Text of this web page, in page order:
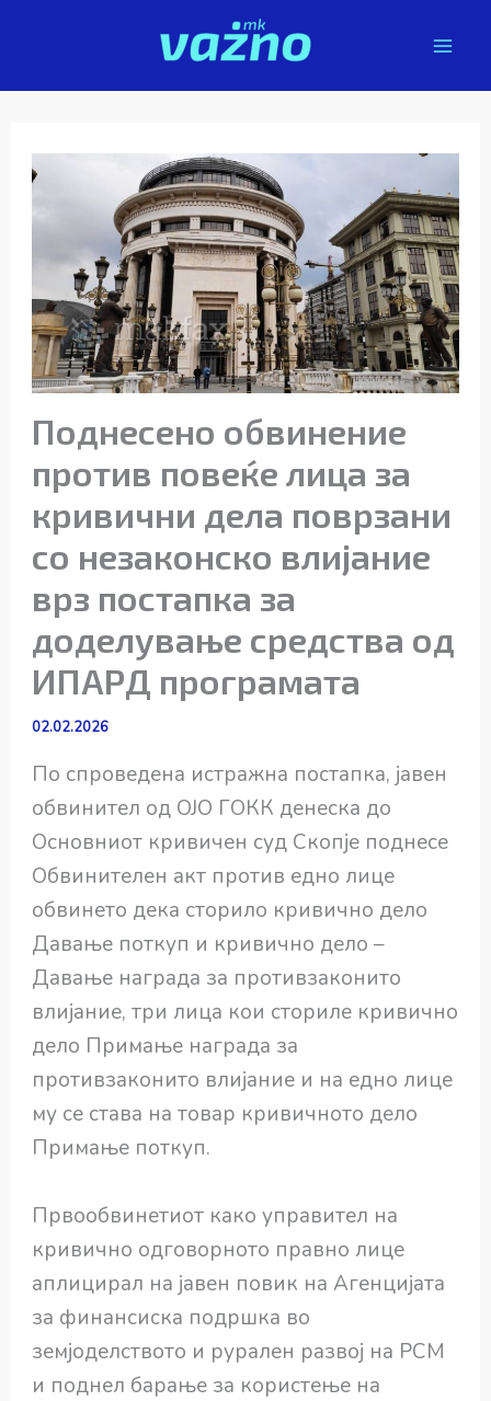
Поднесено обвинение
против повеќе лица за
кривични дела поврзани
со незаконско влијание
врз постапка за
доделување средства од
ИПАРД програмата
02.02.2026
По спроведена истражна постапка, јавен
обвинител од ОЈО ГОКК денеска до
Основниот кривичен суд Скопје поднесе
Обвинителен акт против едно лице
обвинето дека сторило кривично дело
Давање поткуп и кривично дело –
Давање награда за противзаконито
влијание, три лица кои сториле кривично
дело Примање награда за
противзаконито влијание и на едно лице
му се става на товар кривичното дело
Примање поткуп.
Првообвинетиот како управител на
кривично одговорното правно лице
аплицирал на јавен повик на Агенцијата
за финансиска подршка во
земјоделството и рурален развој на РСМ
и поднел барање за користење на